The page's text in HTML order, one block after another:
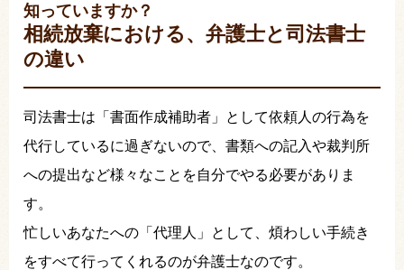
知っていますか？
相続放棄における、弁護士と司法書士
の違い
司法書士は「書面作成補助者」として依頼人の行為を
代行しているに過ぎないので、書類への記入や裁判所
への提出など様々なことを自分でやる必要がありま
す。
忙しいあなたへの「代理人」として、煩わしい手続き
をすべて行ってくれるのが弁護士なのです。